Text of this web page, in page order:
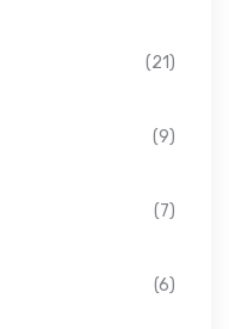
(21)
(9)
(7)
(6)